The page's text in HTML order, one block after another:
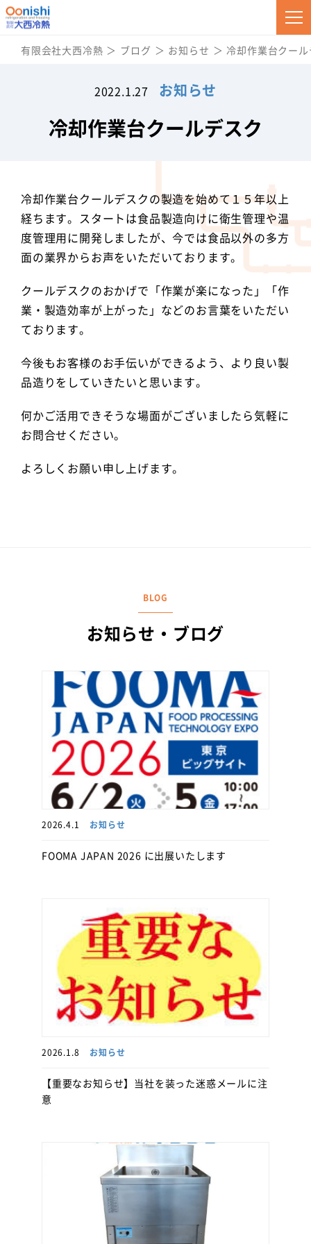
有限会社大西冷熱 ブログ お知らせ 冷却作業台クー
2022.1.27 お知らせ
冷却作業台クールデスク
冷却作業台クールデスクの製造を始めて１５年以上
経ちます。スタートは食品製造向けに衛生管理や温
度管理用に開発しましたが、今では食品以外の多方
面の業界からお声をいただいております。
クールデスクのおかげで「作業が楽になった」「作
業・製造効率が上がった」などのお言葉をいただい
ております。
今後もお客様のお手伝いができるよう、より良い製
品造りをしていきたいと思います。
何かご活用できそうな場面がございましたら気軽に
お問合せください。
よろしくお願い申し上げます。
BLOG
お知らせ・ブログ
2026.4.1 お知らせ
FOOMA JAPAN 2026 に出展いたします
2026.1.8 お知らせ
【重要なお知らせ】当社を装った迷惑メールに注
意